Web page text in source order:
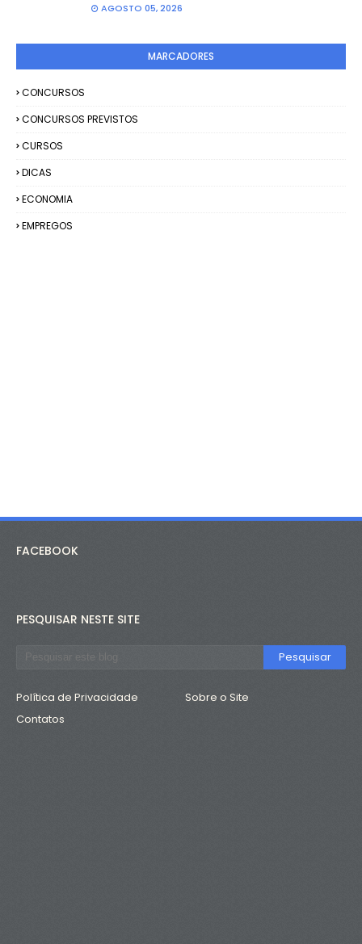
AGOSTO 05, 2026
MARCADORES
CONCURSOS
CONCURSOS PREVISTOS
CURSOS
DICAS
ECONOMIA
EMPREGOS
FACEBOOK
PESQUISAR NESTE SITE
Política de Privacidade
Sobre o Site
Contatos